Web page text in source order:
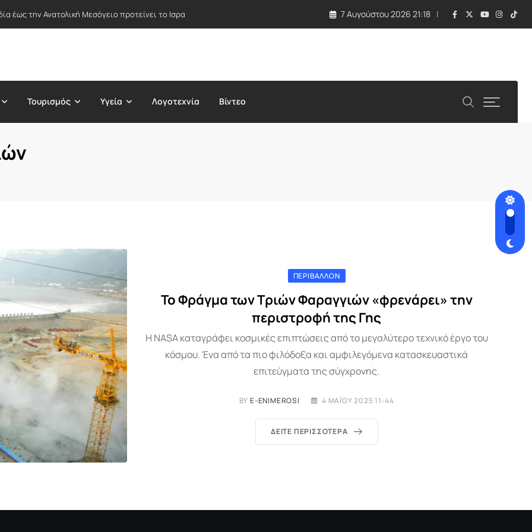
έως την Ανατολική Μεσόγειο προτείνει το Ισραήλ – Στο επίκεντρο Ελλάδα και Κύπρος 7 Αυγούστου 2026 21:18
Τουρισμός Υγεία Λογοτεχνία Βίντεο
ΠΕΡΙΒΆΛΛΟΝ
Το Φράγμα των Τριών Φαραγγιών «φρενάρει» την
περιστροφή της Γης
Η NASA καταγράφει κοσμικές επιπτώσεις από το μεγαλύτερο τεχνικό έργο του
κόσμου. Ένα από τα πιο φιλόδοξα και αμφιλεγόμενα κατασκευαστικά
επιτεύγματα της σύγχρονης.
BYE-ENIMEROSI 4 ΜΑΪ́ΟΥ 2025 11:44
ΔΕΊΤΕ ΠΕΡΙΣΣΌΤΕΡΑ